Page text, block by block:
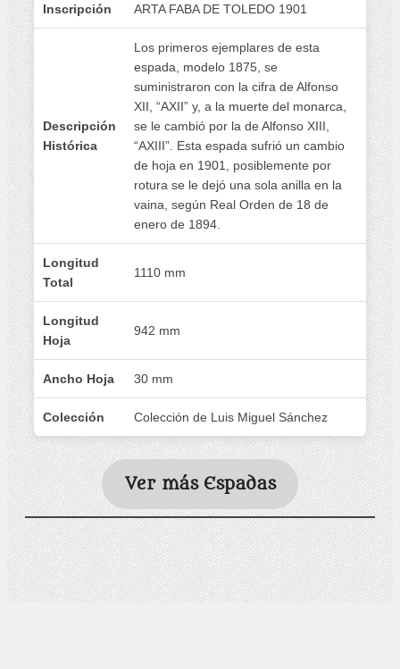
Inscripción ARTA FABA DE TOLEDO 1901
Descripción
Histórica
Los primeros ejemplares de esta
espada, modelo 1875, se
suministraron con la cifra de Alfonso
XII, “AXII” y, a la muerte del monarca,
se le cambió por la de Alfonso XIII,
“AXIII”. Esta espada sufrió un cambio
de hoja en 1901, posiblemente por
rotura se le dejó una sola anilla en la
vaina, según Real Orden de 18 de
enero de 1894.
Longitud
Total
1110 mm
Longitud
Hoja
942 mm
Ancho Hoja 30 mm
Colección Colección de Luis Miguel Sánchez
Ver más Espadas